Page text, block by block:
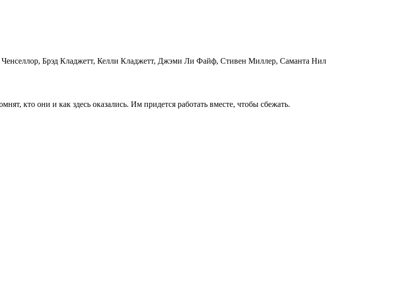
Брэд Кладжетт, Келли Кладжетт, Джэми Ли Файф, Стивен Миллер, Саманта Нил
кто они и как здесь оказались. Им придется работать вместе, чтобы сбежать.